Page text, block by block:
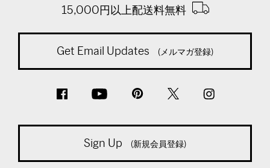
15,000円以上配送料無料
Get Email Updates (メルマガ登録)
Sign Up (新規会員登録)